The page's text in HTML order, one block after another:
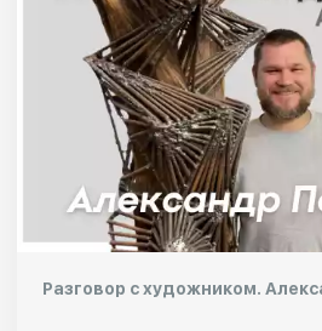
Разговор с художником.